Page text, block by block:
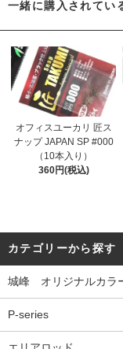
一緒に購入されてい
オフィスユーカリ 匠ス
ナップ JAPAN SP #000
（10本入り）
360円(税込)
カテゴリーから探す
城峰 オリジナルカラ
P-series